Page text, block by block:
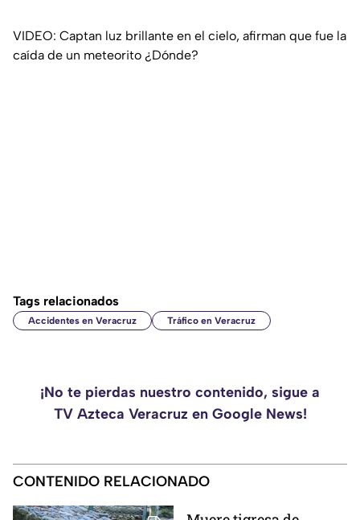
VIDEO: Captan luz brillante en el cielo, afirman que fue la
caída de un meteorito ¿Dónde?
Tags relacionados
Accidentes en Veracruz Tráfico en Veracruz
¡No te pierdas nuestro contenido, sigue a
TV Azteca Veracruz en Google News!
CONTENIDO RELACIONADO